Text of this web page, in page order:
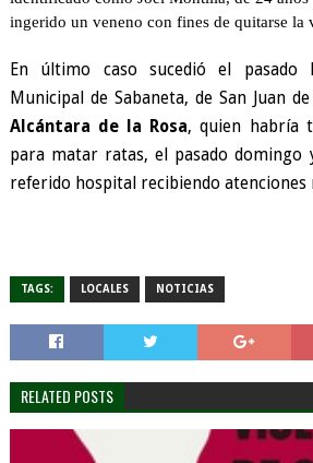
ingerido un veneno con fines de quitarse la
En último caso sucedió el
Municipal de Sabaneta, de San Juan
Alcántara de la Rosa, quien habría
para matar ratas, el pasado domingo
referido hospital recibiendo atenciones
TAGS: LOCALES NOTICIAS
RELATED POSTS